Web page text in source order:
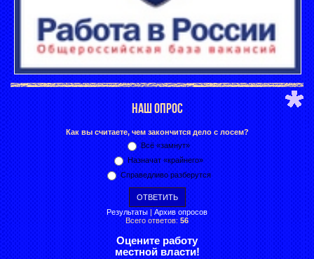
НАШ ОПРОС
Как вы считаете, чем закончится дело с лосем?
Всё «замнут»
Назначат «крайнего»
Справедливо разберутся
Результаты | Архив опросов
Всего ответов: 56
Оцените работу
местной власти!